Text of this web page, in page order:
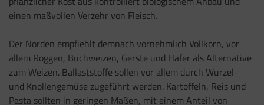
einen maßvollen Verzehr von Fleisch.
Der Norden empfiehlt demnach vornehmlich Vollkorn, vor
allem Roggen, Buchweizen, Gerste und Hafer als Alternative
zum Weizen. Ballaststoffe sollen vor allem durch Wurzel-
und Knollengemüse zugeführt werden. Kartoffeln, Reis und
Pasta sollten in geringen Maßen, mit einem Anteil von